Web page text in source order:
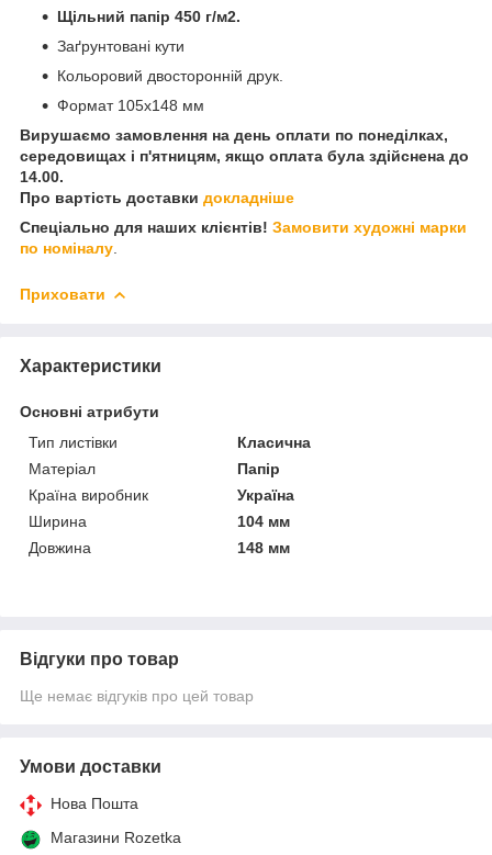
Щільний папір 450 г/м2.
Заґрунтовані кути
Кольоровий двосторонній друк.
Формат 105х148 мм
Вирушаємо замовлення на день оплати по понеділках,
середовищах і п'ятницям, якщо оплата була здійснена до
14.00.
Про вартість доставки докладніше
Спеціально для наших клієнтів! Замовити художні марки
по номіналу
Приховати
Характеристики
Основні атрибути
Тип листівки
Класична
Матеріал
Папір
Країна виробник
Україна
Ширина
104 мм
Довжина
148 мм
Відгуки про товар
Ще немає відгуків про цей товар
Умови доставки
Нова Пошта
Магазини Rozetka